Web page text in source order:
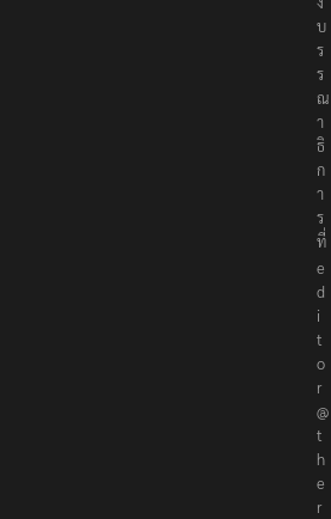
บ
ร
ร
ณ
า
ธิ
ก
า
ร
ที่
e
d
i
t
o
r
@
t
h
e
r